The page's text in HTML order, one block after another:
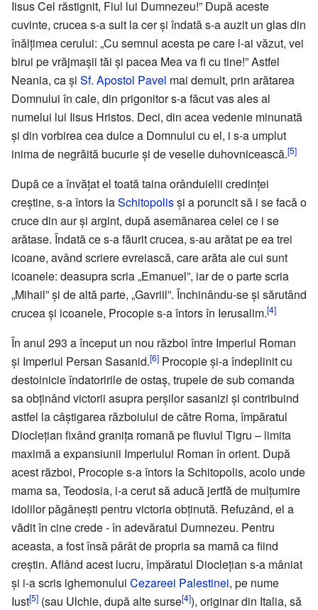
Iisus Cel răstignit, Fiul lui Dumnezeu!” După aceste
cuvinte, crucea s-a suit la cer și îndată s-a auzit un glas din
înălțimea cerului: „Cu semnul acesta pe care l-ai văzut, vei
birui pe vrăjmașii tăi și pacea Mea va fi cu tine!” Astfel
Neania, ca și Sf. Apostol Pavel mai demult, prin arătarea
Domnului în cale, din prigonitor s-a făcut vas ales al
numelui lui Iisus Hristos. Deci, din acea vedenie minunată
și din vorbirea cea dulce a Domnului cu el, i s-a umplut
inima de negrăită bucurie și de veselie duhovnicească.[5]
După ce a învățat el toată taina orânduielii credinței
creștine, s-a întors laSchitopolisși a poruncit să i se facă o
cruce din aur și argint, după asemănarea celei ce i se
arătase. Îndată ce s-a făurit crucea, s-au arătat pe ea trei
icoane, având scriere evreiască, care arăta ale cui sunt
icoanele: deasupra scria „Emanuel”, iar de o parte scria
„Mihail” și de altă parte, „Gavriil”. Închinându-se și sărutând
crucea și icoanele, Procopie s-a întors în Ierusalim.[4]
În anul 293 a început un nou război între Imperiul Roman
și Imperiul Persan Sasanid.[6] Procopie și-a îndeplinit cu
destoinicie îndatoririle de ostaș, trupele de sub comanda
sa obținând victorii asupra perșilor sasanizi și contribuind
astfel la câștigarea războiului de către Roma, împăratul
Dioclețian fixând granița romană pe fluviul Tigru – limita
maximă a expansiunii Imperiului Roman în orient. După
acest război, Procopie s-a întors la Schitopolis, acolo unde
mama sa, Teodosia, i-a cerut să aducă jertfă de mulțumire
idolilor păgânești pentru victoria obținută. Refuzând, el a
vădit în cine crede - în adevăratul Dumnezeu. Pentru
aceasta, a fost însă pârât de propria sa mamă ca fiind
creștin. Aflând acest lucru, împăratul Dioclețian s-a mâniat
și i-a scris ighemonului Cezareei Palestinei, pe nume
Iust[5] (sau Ulchie, după alte surse[4]), originar din Italia, să